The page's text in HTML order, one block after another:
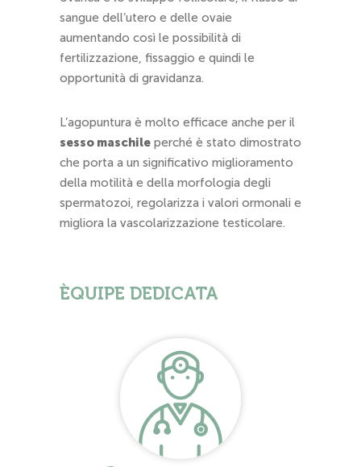
sangue dell’utero e delle ovaie
aumentando così le possibilità di
fertilizzazione, fissaggio e quindi le
opportunità di gravidanza.
L’agopuntura è molto efficace anche per il
sesso maschile perché è stato dimostrato
che porta a un significativo miglioramento
della motilità e della morfologia degli
spermatozoi, regolarizza i valori ormonali e
migliora la vascolarizzazione testicolare.
ÈQUIPE DEDICATA